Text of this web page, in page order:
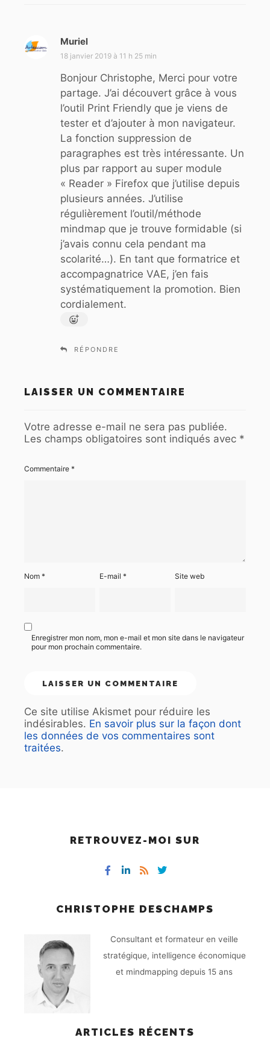
Muriel
i
:
18 janvier 2019 à 11 h 25 min
Bonjour Christophe, Merci pour votre
partage. J’ai découvert grâce à vous
l’outil Print Friendly que je viens de
tester et d’ajouter à mon navigateur.
La fonction suppression de
paragraphes est très intéressante. Un
plus par rapport au super module
« Reader » Firefox que j’utilise depuis
plusieurs années. J’utilise
régulièrement l’outil/méthode
mindmap que je trouve formidable (si
j’avais connu cela pendant ma
scolarité…). En tant que formatrice et
accompagnatrice VAE, j’en fais
systématiquement la promotion. Bien
cordialement.
RÉPONDRE
LAISSER UN COMMENTAIRE
Votre adresse e-mail ne sera pas publiée.
Les champs obligatoires sont indiqués avec *
Commentaire *
Nom * E-mail* Site web
Enregistrer mon nom, mon e-mail et mon site dans le navigateur
pour mon prochain commentaire.
Ce site utilise Akismet pour réduire les
indésirables. En savoir plus sur la façon dont
les données de vos commentaires sont
traitées.
RETROUVEZ-MOI SUR
CHRISTOPHE DESCHAMPS
Consultant et formateur en veille
stratégique, intelligence économique
et mindmapping depuis 15 ans
ARTICLES RÉCENTS